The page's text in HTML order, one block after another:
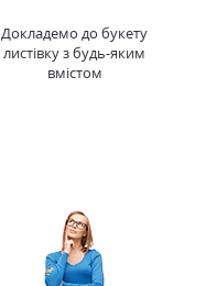
Докладемо до букету
листівку з будь-яким
вмістом